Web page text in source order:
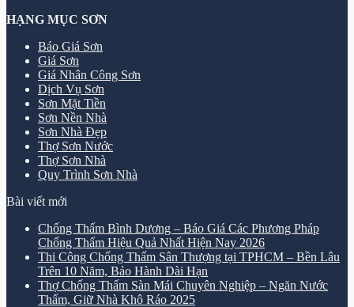
HẠNG MỤC SƠN
Báo Giá Sơn
Giá Sơn
Giá Nhân Công Sơn
Dịch Vụ Sơn
Sơn Mặt Tiền
Sơn Nền Nhà
Sơn Nhà Đẹp
Thợ Sơn Nước
Thợ Sơn Nhà
Quy Trình Sơn Nhà
Bài viết mới
Chống Thấm Bình Dương – Báo Giá Các Phương Pháp
Chống Thấm Hiệu Quả Nhất Hiện Nay 2026
Thi Công Chống Thấm Sân Thượng tại TPHCM – Bền Lâu
Trên 10 Năm, Bảo Hành Dài Hạn
Thợ Chống Thấm Sàn Mái Chuyên Nghiệp – Ngăn Nước
Thấm, Giữ Nhà Khô Ráo 2025